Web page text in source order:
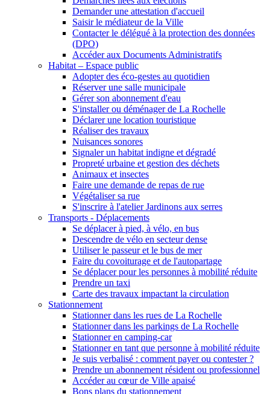
Demander une attestation d'accueil
Saisir le médiateur de la Ville
Contacter le délégué à la protection des données
(DPO)
Accéder aux Documents Administratifs
Habitat – Espace public
Adopter des éco-gestes au quotidien
Réserver une salle municipale
Gérer son abonnement d'eau
S'installer ou déménager de La Rochelle
Déclarer une location touristique
Réaliser des travaux
Nuisances sonores
Signaler un habitat indigne et dégradé
Propreté urbaine et gestion des déchets
Animaux et insectes
Faire une demande de repas de rue
Végétaliser sa rue
S'inscrire à l'atelier Jardinons aux serres
Transports - Déplacements
Se déplacer à pied, à vélo, en bus
Descendre de vélo en secteur dense
Utiliser le passeur et le bus de mer
Faire du covoiturage et de l'autopartage
Se déplacer pour les personnes à mobilité réduite
Prendre un taxi
Carte des travaux impactant la circulation
Stationnement
Stationner dans les rues de La Rochelle
Stationner dans les parkings de La Rochelle
Stationner en camping-car
Stationner en tant que personne à mobilité réduite
Je suis verbalisé : comment payer ou contester ?
Prendre un abonnement résident ou professionnel
Accéder au cœur de Ville apaisé
Bons plans du stationnement